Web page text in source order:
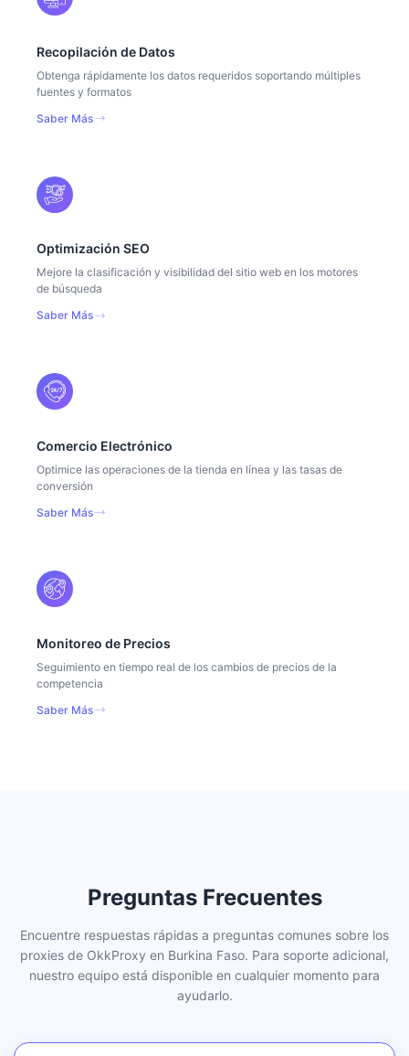
Recopilación de Datos
Obtenga rápidamente los datos requeridos soportando múltiples
fuentes y formatos
Saber Más
Optimización SEO
Mejore la clasificación y visibilidad del sitio web en los motores
de búsqueda
Saber Más
Comercio Electrónico
Optimice las operaciones de la tienda en línea y las tasas de
conversión
Saber Más
Monitoreo de Precios
Seguimiento en tiempo real de los cambios de precios de la
competencia
Saber Más
Preguntas Frecuentes
Encuentre respuestas rápidas a preguntas comunes sobre los
proxies de OkkProxy en Burkina Faso. Para soporte adicional,
nuestro equipo está disponible en cualquier momento para
ayudarlo.